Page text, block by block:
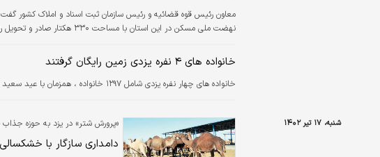
معاون رئیس قوه قضائیه و رئیس سازمان ثبت اسناد و املاک کشور
نهضت ملی مسکن در این استان با مساحت ۳۳۰ هکتار صادر و تحویل راه و شهرسازی به عنوان متولی این بخش تحویل داده شد.
خانواده های ۴ نفره یزدی زمین رایگان گرفتند
خانواده های چهار نفره یزدی شامل ۱۲۹۷ خانواده ، همزمان با عید سعید غدیرخم ، در مراسم دومین مرحله از اهدای زمین ، زمین رایگان گرفتند.
شنبه، ۱۷ تیر ۱۴۰۲ «پرورش شتر» در یزد به حوزه
دامداری سازگار با خشکسالی